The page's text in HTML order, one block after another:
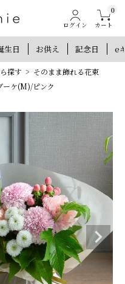
ログイン
0
カート
生日 お供え 記念日 e
探す
そのまま飾れる花束
ーケ(M)/ピンク
トプレゼント
いっぱい！
ログイン